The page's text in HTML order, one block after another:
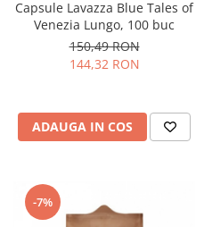
Capsule Lavazza Blue Tales of
Venezia Lungo, 100 buc
150,49 RON
144,32 RON
ADAUGA IN COS
-7%